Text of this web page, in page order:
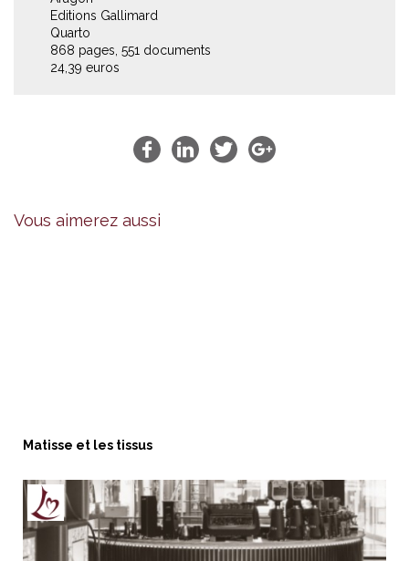
Editions Gallimard
Quarto
868 pages, 551 documents
24,39 euros
Vous aimerez aussi
Matisse et les tissus